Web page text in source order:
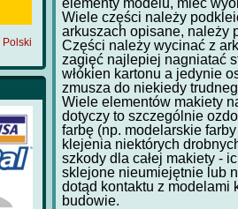
Polski
Wiele części należy
arkuszach opisane, należy
Części należy wycinać z
zagięć najlepiej nagniatać
włókien kartonu a jedynie
zmusza do niekiedy
Wiele elementów makiety
dotyczy to szczególnie
farbę (np. modelarskie
klejenia niektórych
szkody dla całej makiety -
sklejone nieumiejętnie lub
dotąd kontaktu z modelami
budowie.